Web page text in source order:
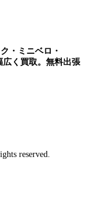
・ミニベロ・
く買取。無料出張
reserved.